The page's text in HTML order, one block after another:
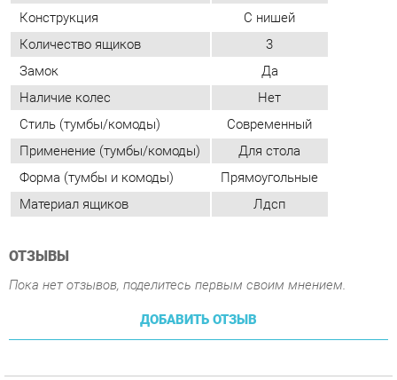
Применение (тумбы/комоды)
Для стола
Форма (тумбы и комоды)
Прямоугольные
Материал ящиков
Лдсп
ОТЗЫВЫ
Пока нет отзывов, поделитесь первым своим мнением.
ДОБАВИТЬ ОТЗЫВ
ПОХОЖИЕ ТОВАРЫ